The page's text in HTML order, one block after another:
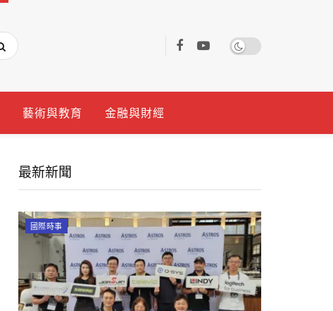
藝術與教育 金融與財經
最新新聞
國際時事